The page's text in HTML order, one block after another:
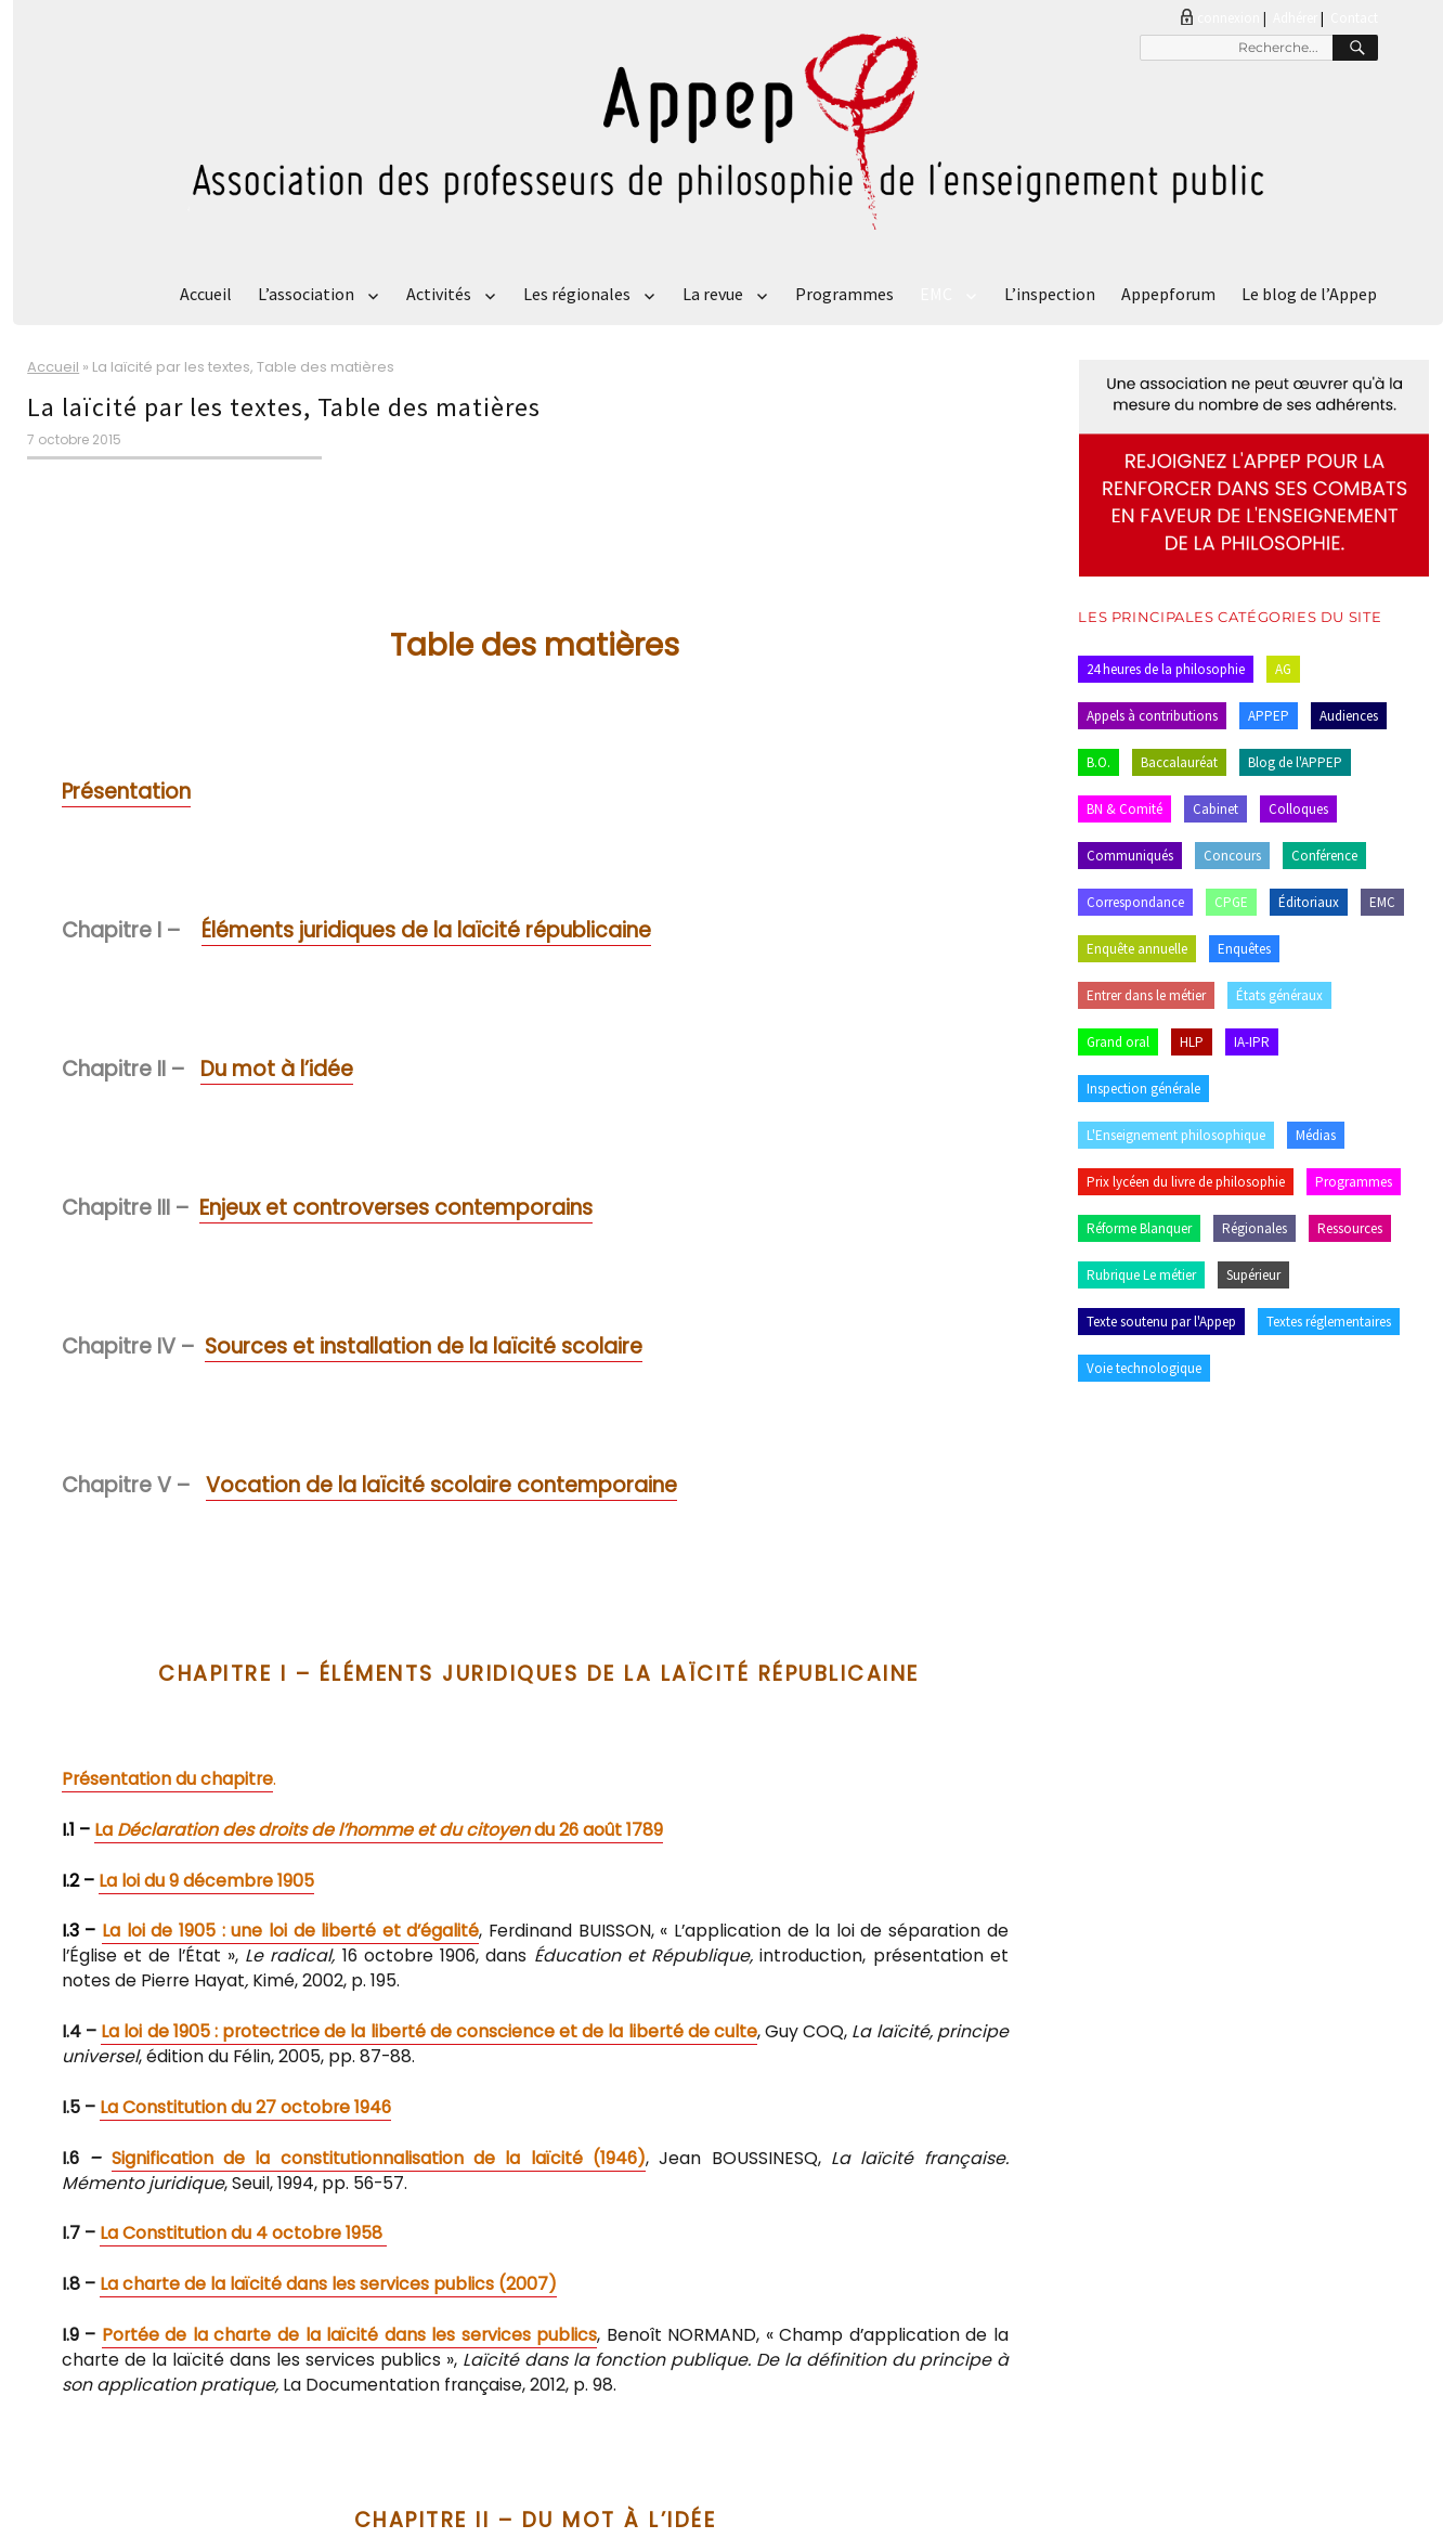
|
pour
Accueil L’association Activités Les régionales La revue Programmes L’inspection Appepforum Le blog de l’Appep
Accueil » La laïcité par les textes, Table des matières
La laïcité par les textes, Table des matières
Publié
le
7 octobre 2015
Table des matières
Présentation
Chapitre I – Éléments juridiques de la laïcité républicaine
Chapitre II – Du mot à l’idée
Chapitre III – Enjeux et controverses contemporains
Chapitre IV – Sources et installation de la laïcité scolaire
Chapitre V – Vocation de la laïcité scolaire contemporaine
CHAPITRE I – ÉLÉMENTS JURIDIQUES DE LA LAÏCITÉ RÉPUBLICAINE
Présentation du chapitre.
I.1 – La Déclaration des droits de l’homme et du citoyendu 26 août 1789
I.2 – La loi du 9 décembre 1905
I.3 – La loi de 1905 : une loi de liberté et d’égalité, Ferdinand BUISSON, « L’application de la loi de séparation de
l’Église et de l’État », Le radical, 16 octobre 1906, dans Éducation et République, introduction, présentation et
notes de Pierre Hayat, Kimé, 2002, p. 195.
I.4 – La loi de 1905 : protectrice de la liberté de conscience et de la liberté de culte, Guy COQ, La laïcité, principe
universel, édition du Félin, 2005, pp. 87-88.
I.5 – La Constitution du 27 octobre 1946
I.6– Signification de la constitutionnalisation de la laïcité (1946), Jean BOUSSINESQ, La laïcité française.
Mémento juridique, Seuil, 1994, pp. 56-57.
I.7 – La Constitution du 4 octobre 1958
I.8 – La charte de la laïcité dans les services publics (2007)
I.9 – Portée de la charte de la laïcité dans les services publics, Benoît NORMAND, « Champ d’application de la
charte de la laïcité dans les services publics », Laïcité dans la fonction publique. De la définition du principe à
son application pratique, La Documentation française, 2012, p. 98.
CHAPITRE II – DU MOT À L’IDÉE
LES PRINCIPALES CATÉGORIES DU SITE
24 heures de la philosophie AG
Appels à contributions APPEP Audiences
B.O. Baccalauréat Blog de l'APPEP
BN & Comité Cabinet Colloques
Communiqués Concours Conférence
Correspondance CPGE Éditoriaux EMC
Enquête annuelle Enquêtes
Entrer dans le métier États généraux
Grand oral HLP IA-IPR
Inspection générale
L'Enseignement philosophique Médias
Prix lycéen du livre de philosophie Programmes
Réforme Blanquer Régionales Ressources
Rubrique Le métier Supérieur
Texte soutenu par l'Appep Textes réglementaires
Voie technologique